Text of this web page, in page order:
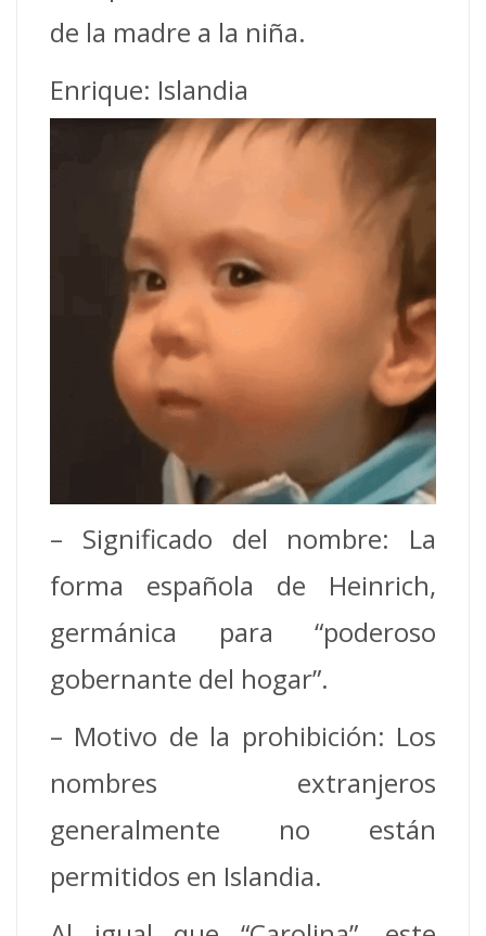
de la madre a la niña.
Enrique: Islandia
– Significado del nombre: La
forma española de Heinrich,
germánica para “poderoso
gobernante del hogar”.
– Motivo de la prohibición: Los
nombres extranjeros
generalmente no están
permitidos en Islandia.